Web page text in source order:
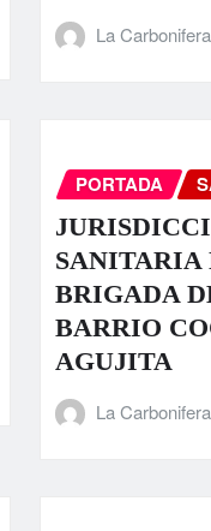
La Carbonifera
PORTADA
SANITARIA
BRIGADA
BARRIO
AGUJITA
La Carbonifera